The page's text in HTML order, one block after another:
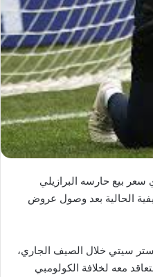
بيع حارسه البرازيلي
الحالية بعد وصول عروض
سيتي خلال الصيف الجاري،
معه لخلافة الكولومبي